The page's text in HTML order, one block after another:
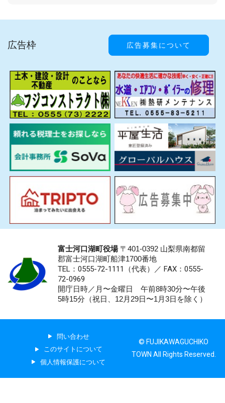
広告枠 広告募集について
富士河口湖町役場〒401-0392 山梨県南都留
郡富士河口湖町船津1700番地
TEL：0555-72-1111 （代表）／ FAX：0555-
72-0969
開庁日時／月〜金曜日 午前8時30分〜午後
5時15分（祝日、12月29日〜1月3日を除く）
問い合わせ
このサイトについて
個人情報保護について
© FUJIKAWAGUCHIKO
TOWN All Rights Reserved.